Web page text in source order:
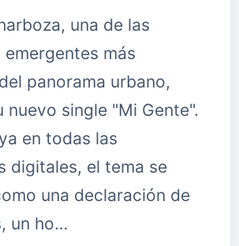
una de las
más
panorama urbano,
nuevo single "Mi Gente".
en todas las
digitales, el tema se
una declaración de
un ho…